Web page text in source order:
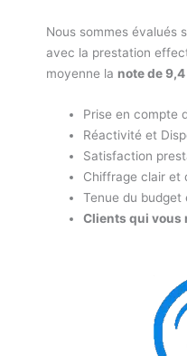
Nous sommes évalués
avec la prestation
moyenne la note de 9,4
Prise en compte
Réactivité et
Satisfaction
Chiffrage clair et
Tenue du budget
Clients qui vous